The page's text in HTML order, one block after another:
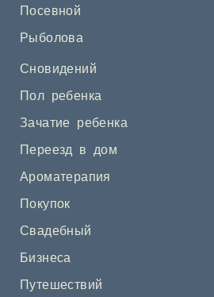
Посевной
Рыболова
Сновидений
Пол ребенка
Зачатие ребенка
Переезд в дом
Ароматерапия
Покупок
Свадебный
Бизнеса
Путешествий